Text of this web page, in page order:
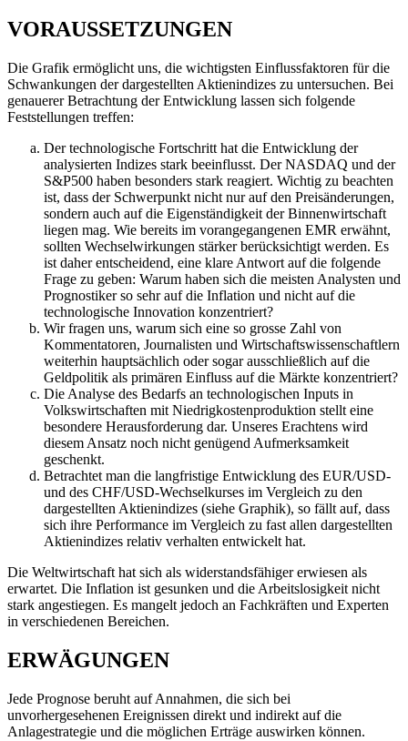
VORAUSSETZUNGEN
Die Grafik ermöglicht uns, die wichtigsten Einflussfaktoren für die
Schwankungen der dargestellten Aktienindizes zu untersuchen. Bei
genauerer Betrachtung der Entwicklung lassen sich folgende
Feststellungen treffen:
Der technologische Fortschritt hat die Entwicklung der
analysierten Indizes stark beeinflusst. Der NASDAQ und der
S&P500 haben besonders stark reagiert. Wichtig zu beachten
ist, dass der Schwerpunkt nicht nur auf den Preisänderungen,
sondern auch auf die Eigenständigkeit der Binnenwirtschaft
liegen mag. Wie bereits im vorangegangenen EMR erwähnt,
sollten Wechselwirkungen stärker berücksichtigt werden. Es
ist daher entscheidend, eine klare Antwort auf die folgende
Frage zu geben: Warum haben sich die meisten Analysten und
Prognostiker so sehr auf die Inflation und nicht auf die
technologische Innovation konzentriert?
Wir fragen uns, warum sich eine so grosse Zahl von
Kommentatoren, Journalisten und Wirtschaftswissenschaftlern
weiterhin hauptsächlich oder sogar ausschließlich auf die
Geldpolitik als primären Einfluss auf die Märkte konzentriert?
Die Analyse des Bedarfs an technologischen Inputs in
Volkswirtschaften mit Niedrigkostenproduktion stellt eine
besondere Herausforderung dar. Unseres Erachtens wird
diesem Ansatz noch nicht genügend Aufmerksamkeit
geschenkt.
Betrachtet man die langfristige Entwicklung des EUR/USD-
und des CHF/USD-Wechselkurses im Vergleich zu den
dargestellten Aktienindizes (siehe Graphik), so fällt auf, dass
sich ihre Performance im Vergleich zu fast allen dargestellten
Aktienindizes relativ verhalten entwickelt hat.
Die Weltwirtschaft hat sich als widerstandsfähiger erwiesen als
erwartet. Die Inflation ist gesunken und die Arbeitslosigkeit nicht
stark angestiegen. Es mangelt jedoch an Fachkräften und Experten
in verschiedenen Bereichen.
ERWÄGUNGEN
Jede Prognose beruht auf Annahmen, die sich bei
unvorhergesehenen Ereignissen direkt und indirekt auf die
Anlagestrategie und die möglichen Erträge auswirken können.